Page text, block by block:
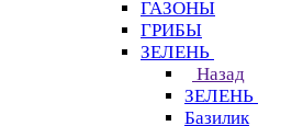
ГАЗОНЫ
ГРИБЫ
ЗЕЛЕНЬ
Назад
ЗЕЛЕНЬ
Базилик